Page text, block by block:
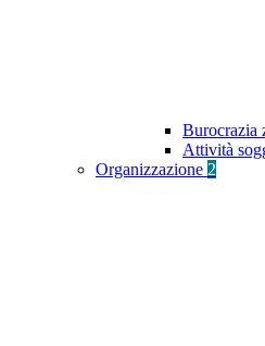
Burocrazia
Attività
Organizzazione 2